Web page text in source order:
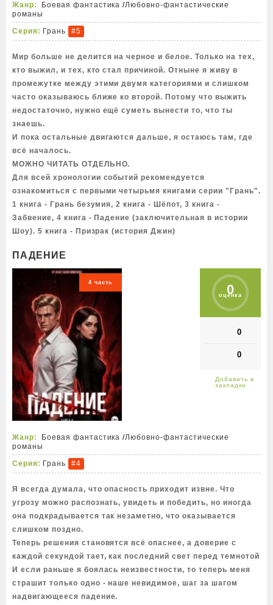
Жанр: Боевая фантастика /Любовно-фантастические
романы
Серия: Грань #5
Мир больше не делится на черное и белое. Только на тех,
кто выжил, и тех, кто стал причиной. Отныне я живу в
промежутке между этими двумя категориями и слишком
часто оказываюсь ближе ко второй. Потому что выжить
недостаточно, нужно ещё суметь вынести то, что ты
знаешь.
И пока остальные двигаются дальше, я остаюсь там, где
всё началось.
МОЖНО ЧИТАТЬ ОТДЕЛЬНО.
Для всей хронологии событий рекомендуется
ознакомиться с первыми четырьмя книгами серии "Грань".
1 книга - Грань безумия, 2 книга - Шёпот, 3 книга -
Забвение, 4 книга - Падение (заключительная в истории
Шоу). 5 книга - Призрак (история Джин)
ПАДЕНИЕ
4 часть 0
оценка
0
0
Жанр: Боевая фантастика /Любовно-фантастические
романы
Серия: Грань #4
Я всегда думала, что опасность приходит извне. Что
угрозу можно распознать, увидеть и победить, но иногда
она подкрадывается так незаметно, что оказывается
слишком поздно.
Теперь решения становятся всё опаснее, а доверие с
каждой секундой тает, как последний свет перед темнотой
И если раньше я боялась неизвестности, то теперь меня
страшит только одно - наше невидимое, шаг за шагом
надвигающееся падение.